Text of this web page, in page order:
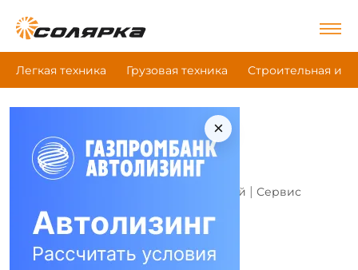
Легкая техника Грузовая техника Строительная и
×
Стройкомплект
Стройкомплект
Это моя компания
Магазин запчастей | Сервис